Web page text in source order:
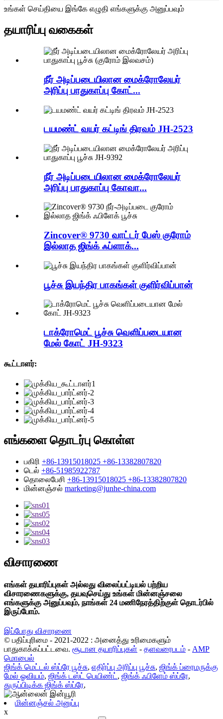
உங்கள் செய்தியை இங்கே எழுதி எங்களுக்கு அனுப்பவும்
தயாரிப்பு வகைகள்
நீர் அடிப்படையிலான மைக்ரோலேயர்
அரிப்பு பாதுகாப்பு கோட்...
டயமண்ட் வயர் கட்டிங் திரவம் JH-2523
நீர் அடிப்படையிலான மைக்ரோலேயர்
அரிப்பு பாதுகாப்பு கோவா...
Zincover® 9730 வாட்டர் பேஸ் குரோம்
இல்லாத ஜிங்க் ஃப்ளாக்...
பூச்சு இயந்திர பாகங்கள் குளிர்விப்பான்
டாக்ரோமெட் பூச்சு வெளிப்படையான
மேல் கோட் JH-9323
கூட்டாளர்:
எங்களை தொடர்பு கொள்ள
பகிரி +86-13915018025 +86-13382807820
டெல் +86-51985922787
தொலைபேசி +86-13915018025 +86-13382807820
மின்னஞ்சல் marketing@junhe-china.com
விசாரணை
எங்கள் தயாரிப்புகள் அல்லது விலைப்பட்டியல் பற்றிய
விசாரணைகளுக்கு, தயவுசெய்து உங்கள் மின்னஞ்சலை
எங்களுக்கு அனுப்பவும், நாங்கள் 24 மணிநேரத்திற்குள் தொடர்பில்
இருப்போம்.
இப்போது விசாரணை
© பதிப்புரிமை - 2021-2022 : அனைத்து உரிமைகளும்
பாதுகாக்கப்பட்டவை. சூடான தயாரிப்புகள் - தளவரைபடம் - AMP
மொபைல்
ஜிங்க் மெட்டல் ஸ்ப்ரே பூச்சு, எதிர்ப்பு அரிப்பு பூச்சு, ஜிங்க் ப்ரைமருக்கு
மேல் ஓவியம், ஜிங்க் டஸ்ட் பெயிண்ட் , ஜிங்க் ஃபிளேம் ஸ்ப்ரே,
துருப்பிடிக்க ஜிங்க் ஸ்ப்ரே,
மின்னஞ்சல் அனுப்பு
x